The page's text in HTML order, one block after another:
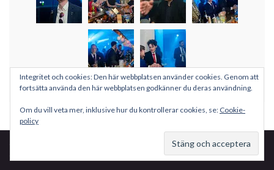
Fler bilder
Integritet och cookies: Den här webbplatsen använder cookies. Genom att
fortsätta använda den här webbplatsen godkänner du deras användning.
Om du vill veta mer, inklusive hur du kontrollerar cookies, se: Cookie-
policy